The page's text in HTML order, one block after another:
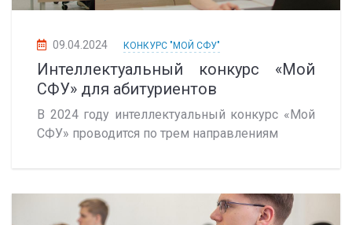
09.04.2024 КОНКУРС "МОЙ СФУ"
Интеллектуальный конкурс «Мой
СФУ» для абитуриентов
В 2024 году интеллектуальный конкурс «Мой
СФУ» проводится по трем направлениям